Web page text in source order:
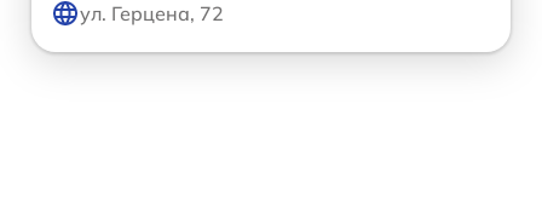
ул. Герцена, 72